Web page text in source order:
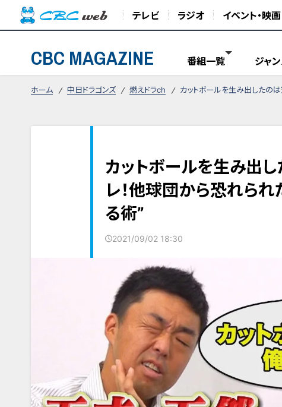
テレビ ラジオ イベント・映画
CBC MAGAZINE 番組一覧 ジャ
ホーム 中日ドラゴンズ 燃えドラch カットボールを生み出したの
カットボールを生み出
レ！他球団から恐れら
る術”
2021/09/02 18:30